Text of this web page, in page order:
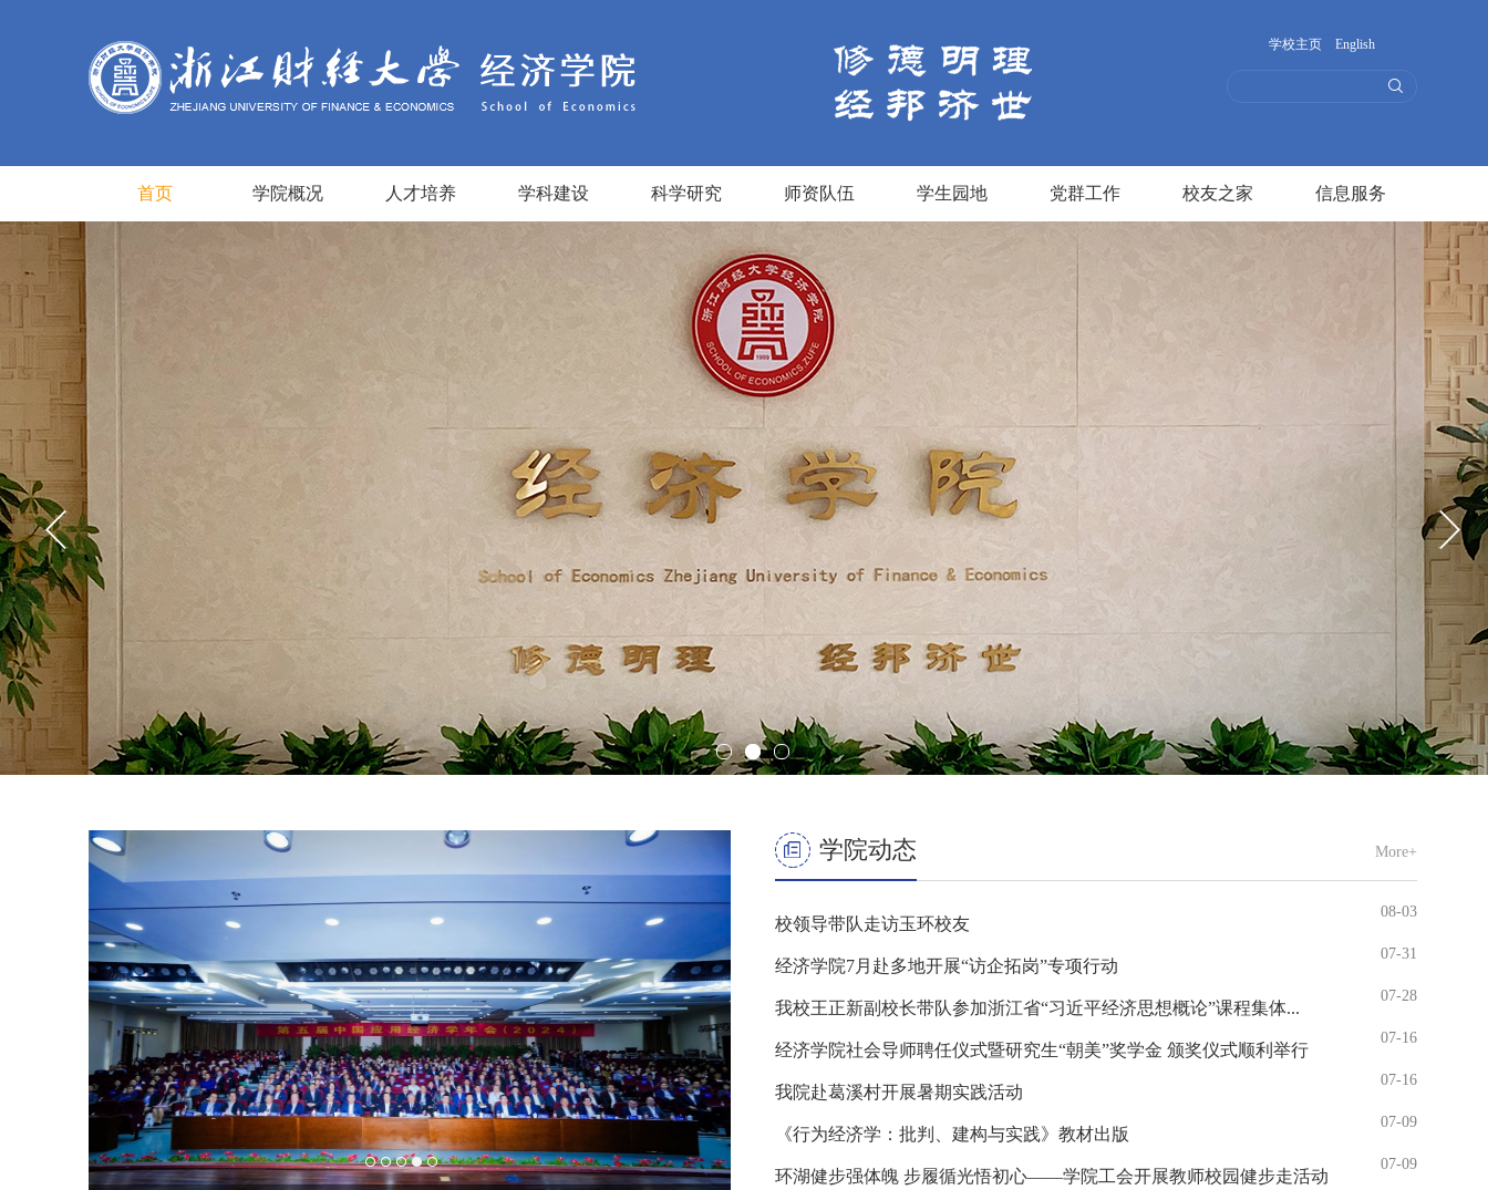
学校主页 English
首页 学院概况 人才培养 学科建设 科学研究 师资队伍 学生园地 党群工作 校友之家 信息服务
学院动态 More+
校领导带队走访玉环校友
08-03
经济学院7月赴多地开展“访企拓岗”专项行动
07-31
我校王正新副校长带队参加浙江省“习近平经济思想概论”课程集体...
07-28
经济学院社会导师聘任仪式暨研究生“朝美”奖学金 颁奖仪式顺利举行
07-16
我院赴葛溪村开展暑期实践活动
07-16
《行为经济学：批判、建构与实践》教材出版
07-09
环湖健步强体魄 步履循光悟初心——学院工会开展教师校园健步走活动
07-09